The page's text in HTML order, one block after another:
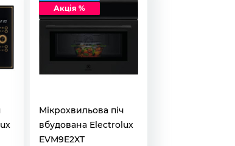
Акція %
Мікрохвильова піч
вбудована Electrolux
EVM9E2XT